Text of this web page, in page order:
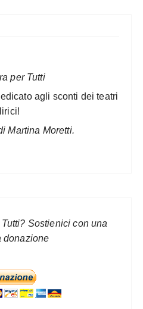
per Tutti
agli sconti dei teatri
lirici!
Martina Moretti.
Tutti? Sostienici con una
donazione